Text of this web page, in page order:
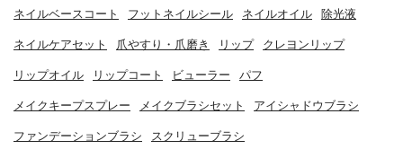
ネイルベースコート フットネイルシール ネイルオイル 除光液
ネイルケアセット 爪やすり・爪磨き リップ クレヨンリップ
リップオイル リップコート ビューラー パフ
メイクキープスプレー メイクブラシセット アイシャドウブラシ
ファンデーションブラシ スクリューブラシ